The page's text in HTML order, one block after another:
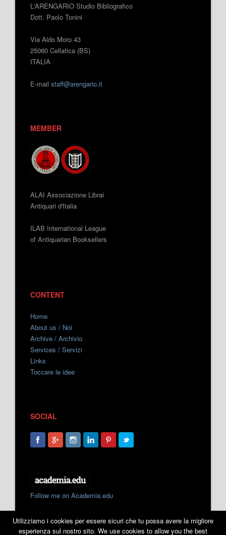
L'ARENGARIO Studio Bibliografico
Dott. Paolo Tonini
Via Aldo Moro 43
25060 Cellatica (BS)
ITALIA
E-mail staff@arengario.it
MEMBER
ALAI Associazione Librai
Antiquari d'Italia
ILAB International League
of Antiquarian Booksellers
CONTENT
Home
About us / Noi
Archive / Archivio
Services / Servizi
Links
Toccare le idee
SOCIAL
Follow me on Academia.edu
Utilizziamo i cookies per essere sicuri che tu possa avere la migliore
esperienza sul nostro sito. We use cookies to allow you the best